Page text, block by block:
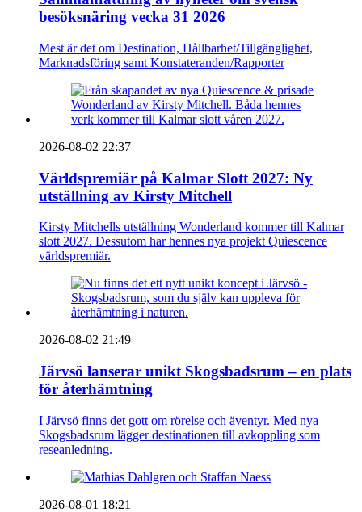
besöksnäring vecka 31 2026
Mest är det om Destination, Hållbarhet/Tillgänglighet,
Marknadsföring samt Konstateranden/Rapporter
2026-08-02 22:37
Världspremiär på Kalmar Slott 2027: Ny
utställning av Kirsty Mitchell
Kirsty Mitchells utställning Wonderland kommer till Kalmar
slott 2027. Dessutom har hennes nya projekt Quiescence
världspremiär.
2026-08-02 21:49
Järvsö lanserar unikt Skogsbadsrum – en plats
för återhämtning
I Järvsö finns det gott om rörelse och äventyr. Med nya
Skogsbadsrum lägger destinationen till avkoppling som
reseanledning.
2026-08-01 18:21